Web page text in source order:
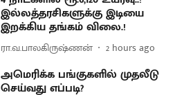
இல்லத்தரசிகளுக்கு இடியை
இறக்கிய தங்கம் விலை.!
ரா.வ.பாலகிருஷ்ணன் 2 hours ago
அமெரிக்க பங்குகளில் முதலீடு
செய்வது எப்படி?